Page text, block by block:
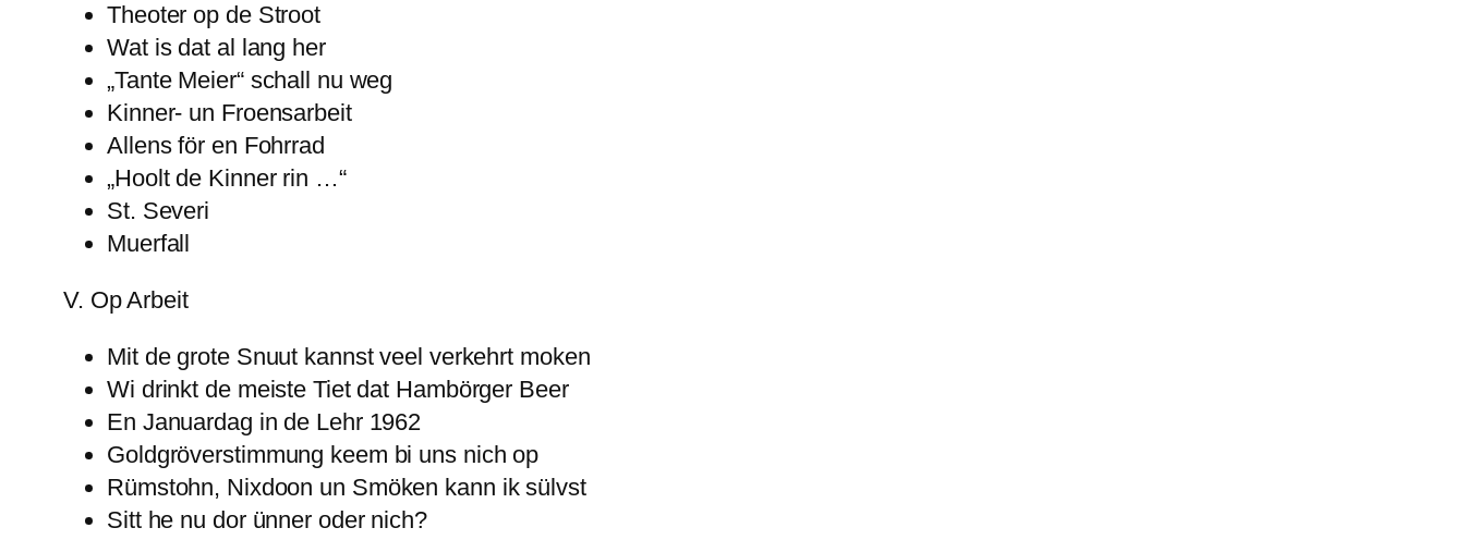
Theoter op de Stroot
Wat is dat al lang her
„Tante Meier“ schall nu weg
Kinner- un Froensarbeit
Allens för en Fohrrad
„Hoolt de Kinner rin …“
St. Severi
Muerfall
V. Op Arbeit
Mit de grote Snuut kannst veel verkehrt moken
Wi drinkt de meiste Tiet dat Hambörger Beer
En Januardag in de Lehr 1962
Goldgröverstimmung keem bi uns nich op
Rümstohn, Nixdoon un Smöken kann ik sülvst
Sitt he nu dor ünner oder nich?